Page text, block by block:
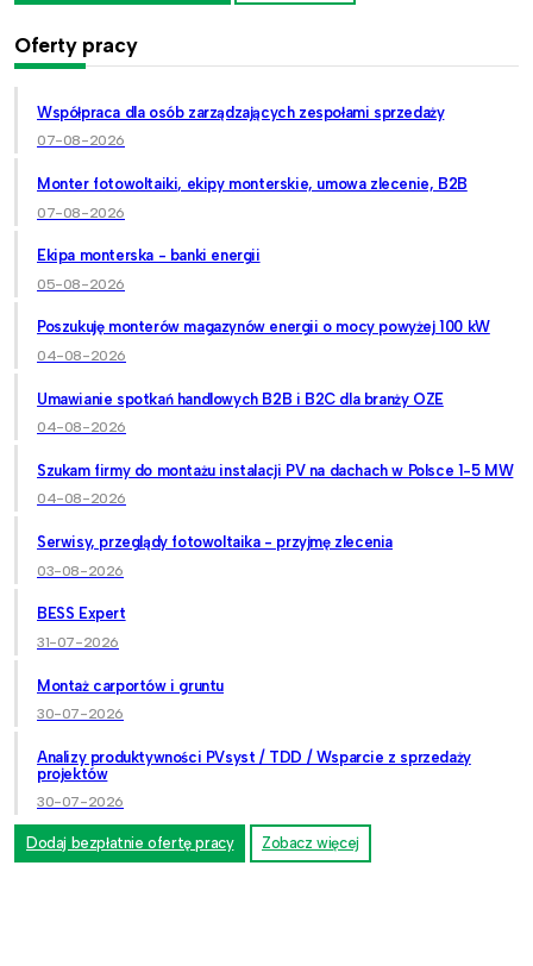
Oferty pracy
Współpraca dla osób zarządzających zespołami sprzedaży
07-08-2026
Monter fotowoltaiki, ekipy monterskie, umowa zlecenie, B2B
07-08-2026
Ekipa monterska - banki energii
05-08-2026
Poszukuję monterów magazynów energii o mocy powyżej 100 kW
04-08-2026
Umawianie spotkań handlowych B2B i B2C dla branży OZE
04-08-2026
Szukam firmy do montażu instalacji PV na dachach w Polsce 1-5 MW
04-08-2026
Serwisy, przeglądy fotowoltaika - przyjmę zlecenia
03-08-2026
BESS Expert
31-07-2026
Montaż carportów i gruntu
30-07-2026
Analizy produktywności PVsyst / TDD / Wsparcie z sprzedaży
projektów
30-07-2026
Dodaj bezpłatnie ofertę pracy Zobacz więcej